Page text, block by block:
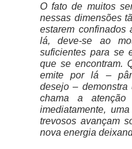
O fato de muitos
nessas dimensões
estarem confinados
lá, deve-se ao
suficientes para se
que se encontram.
emite por lá –
desejo –
chama a
imediatamente,
trevosos avançam
nova energia